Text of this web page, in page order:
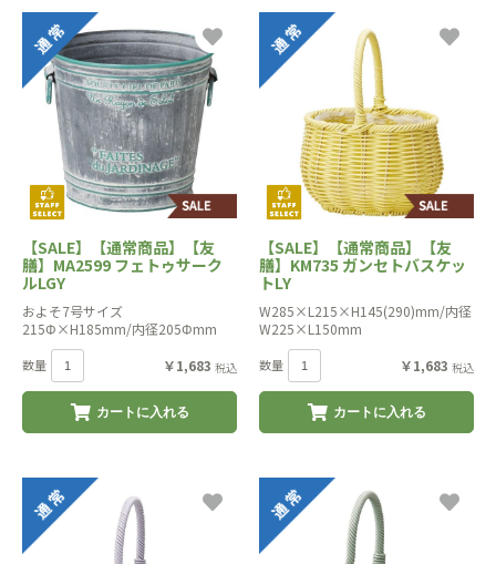
【SALE】【通常商品】【友
膳】MA2599 フェトゥサーク
ルLGY
およそ7号サイズ
215Φ×H185mm/内径205Φmm
数量 ￥1,683 税込
カートに入れる
【SALE】【通常商品】【友
膳】KM735 ガンセトバスケッ
トLY
W285×L215×H145(290)mm/内径
W225×L150mm
数量 ￥1,683 税込
カートに入れる